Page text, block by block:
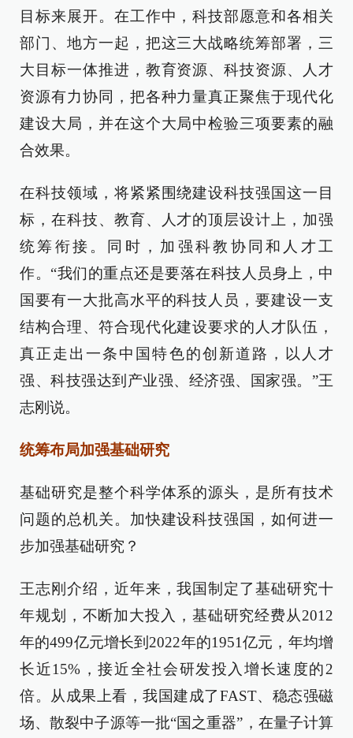
目标来展开。在工作中，科技部愿意和各相关
部门、地方一起，把这三大战略统筹部署，三
大目标一体推进，教育资源、科技资源、人才
资源有力协同，把各种力量真正聚焦于现代化
建设大局，并在这个大局中检验三项要素的融
合效果。
在科技领域，将紧紧围绕建设科技强国这一目
标，在科技、教育、人才的顶层设计上，加强
统筹衔接。同时，加强科教协同和人才工
作。“我们的重点还是要落在科技人员身上，中
国要有一大批高水平的科技人员，要建设一支
结构合理、符合现代化建设要求的人才队伍，
真正走出一条中国特色的创新道路，以人才
强、科技强达到产业强、经济强、国家强。”王
志刚说。
统筹布局加强基础研究
基础研究是整个科学体系的源头，是所有技术
问题的总机关。加快建设科技强国，如何进一
步加强基础研究？
王志刚介绍，近年来，我国制定了基础研究十
年规划，不断加大投入，基础研究经费从2012
年的499亿元增长到2022年的1951亿元，年均增
长近15%，接近全社会研发投入增长速度的2
倍。从成果上看，我国建成了FAST、稳态强磁
场、散裂中子源等一批“国之重器”，在量子计算